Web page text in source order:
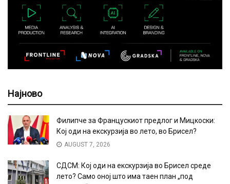
Најново
Филипче за Францускиот предлог и Мицкоски:
Кој оди на екскурзија во лето, во Брисел?
AUGUST 7, 2026
СДСМ: Кој оди на екскурзија во Брисел среде
лето? Само оној што има таен план „под